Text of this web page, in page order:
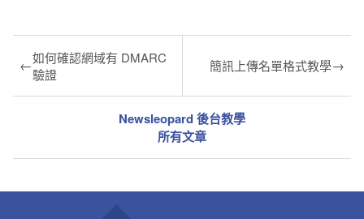
←如何確認網域有 DMARC
驗證
Newsleopard 後台教學
所有文章
簡訊上傳名單格式教學→